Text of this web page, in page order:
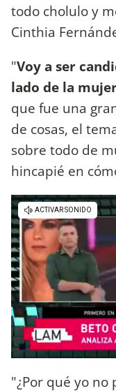
todo cholulo y
Cinthia
"Voy a ser
lado de la
que fue una
de cosas, el
sobre todo de
hincapié en
"¿Por qué yo